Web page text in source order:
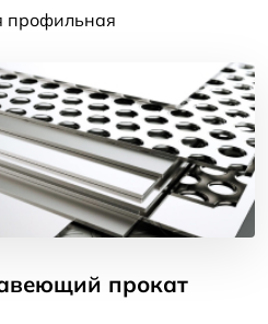
профильная
прокат